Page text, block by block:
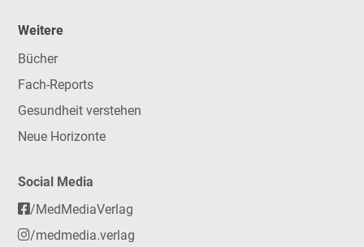
Weitere
Bücher
Fach-Reports
Gesundheit verstehen
Neue Horizonte
Social Media
/MedMediaVerlag
/medmedia.verlag